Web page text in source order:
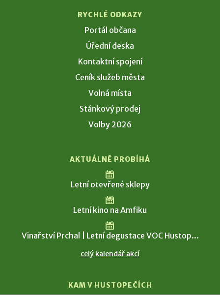
RYCHLÉ ODKAZY
Portál občana
Úřední deska
Kontaktní spojení
Ceník služeb města
Volná místa
Stánkový prodej
Volby 2026
AKTUÁLNĚ PROBÍHÁ
Letní otevřené sklepy
Letní kino na Amfiku
Vinařství Prchal | Letní degustace VOC Hustop...
celý kalendář akcí
KAM V HUSTOPEČÍCH